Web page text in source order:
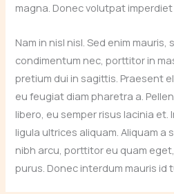
magna. Donec volutpat
Nam in nisl nisl. Sed enim mauris,
condimentum nec, porttitor in
pretium dui in sagittis. Praesent
eu feugiat diam pharetra a.
libero, eu semper risus lacinia
ligula ultrices aliquam. Aliquam
nibh arcu, porttitor eu quam
purus. Donec interdum mauris id